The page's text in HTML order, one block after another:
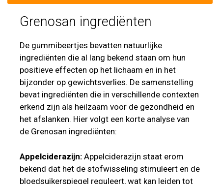
Grenosan ingrediënten
De gummibeertjes bevatten natuurlijke
ingrediënten die al lang bekend staan om hun
positieve effecten op het lichaam en in het
bijzonder op gewichtsverlies. De samenstelling
bevat ingrediënten die in verschillende contexten
erkend zijn als heilzaam voor de gezondheid en
het afslanken. Hier volgt een korte analyse van
de Grenosan ingrediënten:
Appelciderazijn: Appelciderazijn staat erom
bekend dat het de stofwisseling stimuleert en de
bloedsuikerspiegel reguleert, wat kan leiden tot